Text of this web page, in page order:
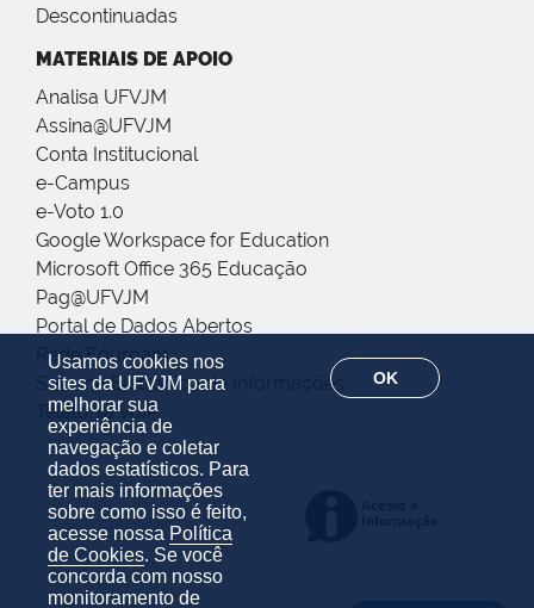
Usamos cookies nos
sites da UFVJM para
melhorar sua
experiência de
navegação e coletar
dados estatísticos. Para
ter mais informações
sobre como isso é feito,
acesse nossa Política
de Cookies. Se você
concorda com nosso
monitoramento de
OK
Descontinuadas
MATERIAIS DE APOIO
Analisa UFVJM
Assina@UFVJM
Conta Institucional
e-Campus
e-Voto 1.0
Google Workspace for Education
Microsoft Office 365 Educação
Pag@UFVJM
Portal de Dados Abertos
Rede Eduroam
Sistema Eletrônico de Informações
Telefonia VoIP